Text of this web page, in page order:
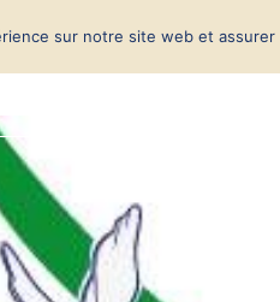
sur notre site web et